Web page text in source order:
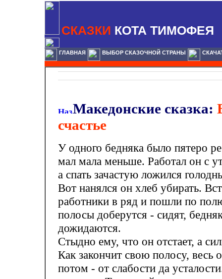
СКАЗКИ КОТА ТИМОФЕЯ
ГЛАВНАЯ ВЫБОР СКАЗОЧНОЙ СТРАНЫ
Македонские сказка:
счастье
У одного бедняка было пятеро
мал мала меньше. Работал он с
а спать зачастую ложился
Вот нанялся он хлеб убирать.
работники в ряд и пошли по
полосы доберутся - сидят,
дожидаются.
Стыдно ему, что он отстает, а
Как закончит свою полосу, весь
потом - от слабости да